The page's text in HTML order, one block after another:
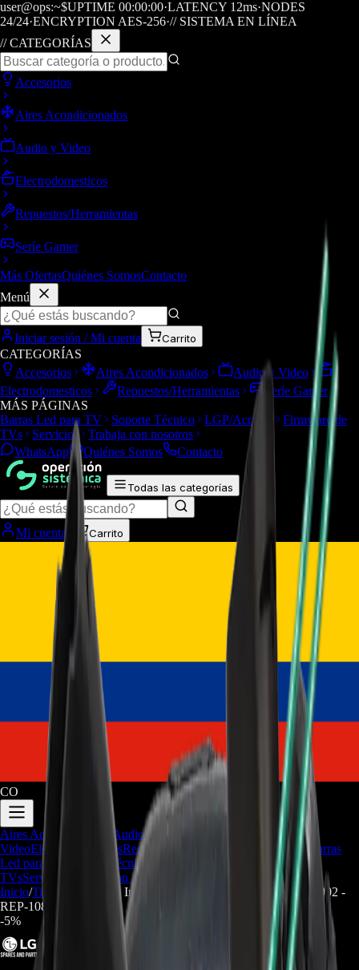
user@ops:~$UPTIME 00:00:00·LATENCY 12ms·NODES
24/24·ENCRYPTION AES-256·// SISTEMA EN LÍNEA
// CATEGORÍAS
Accesorios
Aires Acondicionados
Audio y Video
Electrodomesticos
Repuestos/Herramientas
Seríe Gamer
Más OfertasQuiénes SomosContacto
Menú
Iniciar sesión / Mi cuenta Carrito
CATEGORÍAS
Accesorios
Aires Acondicionados
Audio y Video
Electrodomesticos
Repuestos/Herramientas
Seríe Gamer
MÁS PÁGINAS
Barras Led para TV
Soporte Técnico LGP/Acrilico
Firmware de
TVs
Servicios
Trabaja con nosotros
WhatsApp
Quiénes Somos Contacto
Todas las categorías
Mi cuenta Carrito
CO
Aires Acondicionados
Audio y
VideoElectrodomesticosRepuestos/Herramientas Seríe Gamer Barras
Led para TV
Soporte Técnico
Firmware de
TVsServicios
Trabaja con nosotros
Inicio/Tienda
Manguera Interna Dispensador LG - MAR62542002 -
REP-1089
-5%